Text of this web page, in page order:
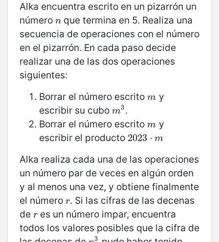
Alka encuentra escrito en un pizarrón un
número n
n que termina en 5. Realiza una
secuencia de operaciones con el número
en el pizarrón. En cada paso decide
realizar una de las dos operaciones
siguientes:
Borrar el número escrito m
m y
escribir su cubo m3
m3.
Borrar el número escrito m
m y
escribir el producto 2023 ⋅ m
2023⋅ m
Alka realiza cada una de las operaciones
un número par de veces en algún orden
y al menos una vez, y obtiene finalmente
el número r
r. Si las cifras de las decenas
de r
r es un número impar, encuentra
todos los valores posibles que la cifra de
3